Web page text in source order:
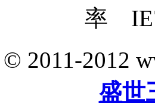
率
2011-2012
盛世